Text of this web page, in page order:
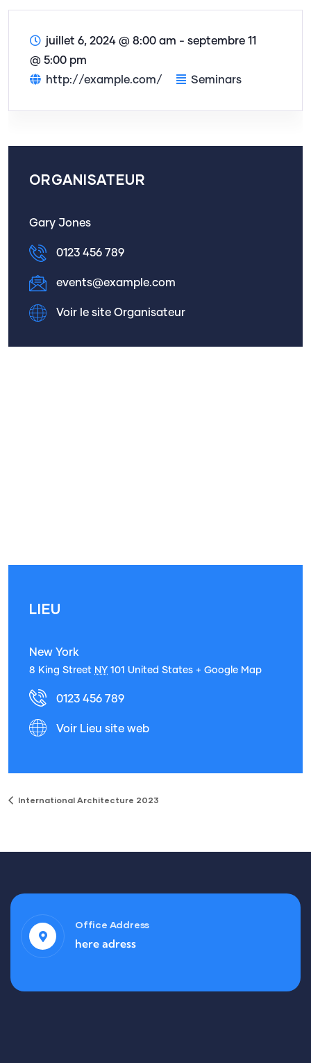
juillet 6, 2024 @ 8:00 am - septembre 11
@ 5:00 pm
http://example.com/
Seminars
ORGANISATEUR
Gary Jones
0123 456 789
events@example.com
Voir le site Organisateur
LIEU
New York
8 King Street NY 101 United States + Google Map
0123 456 789
Voir Lieu site web
International Architecture 2023
Office Address
here adress